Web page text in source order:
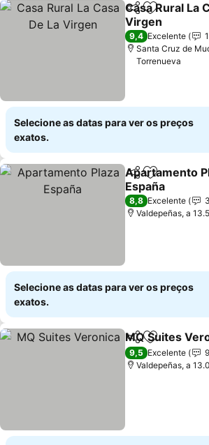
PartilharAdicionar
Casa Rural La
Virgen
Ver preços
9,4 Excelente
Santa Cruz de
Torrenueva
Selecione as datas para ver os preços
exatos.
PartilharAdicionar
Apartamento
España
Ver preços
8,8 Excelente
Valdepeñas, a
Selecione as datas para ver os preços
exatos.
PartilharAdicionar
MQ Suites
9,5 Excelente
Valdepeñas, a